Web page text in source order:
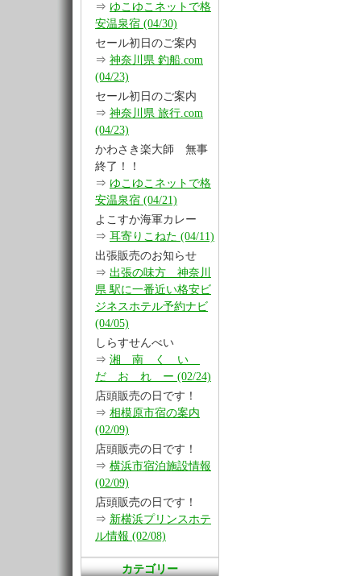
⇒ ゆこゆこネットで格
安温泉宿 (04/30)
セール初日のご案内
⇒ 神奈川県 釣船.com
(04/23)
セール初日のご案内
⇒ 神奈川県 旅行.com
(04/23)
かわさき楽大師 無事
終了！！
⇒ ゆこゆこネットで格
安温泉宿 (04/21)
よこすか海軍カレー
⇒ 耳寄りこねた (04/11)
出張販売のお知らせ
⇒ 出張の味方 神奈川
県 駅に一番近い格安ビ
ジネスホテル予約ナビ
(04/05)
しらすせんべい
⇒ 湘 南 く い
だ お れ ー (02/24)
店頭販売の日です！
⇒ 相模原市宿の案内
(02/09)
店頭販売の日です！
⇒ 横浜市宿泊施設情報
(02/09)
店頭販売の日です！
⇒ 新横浜プリンスホテ
ル情報 (02/08)
カテゴリー